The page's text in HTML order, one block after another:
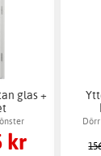
glas +
kr